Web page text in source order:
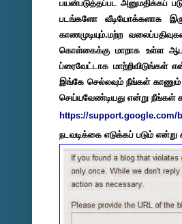
பயன்படுத்தப்பட அனுமதிக்கப்
படங்களோ வீடியோக்களாக
காணமுடியும்.மற்ற
கொள்கைக்கு மாறாக உள்ள
ப்ரைவேட்டாக மாற்றிவிடுங்கள்
இங்கே செல்லவும் நீங்கள்
செய்யவேண்டியது என்று நீங்கள்
https://support.google.com/
நடவடிக்கை எடுக்கப் படும் என்று